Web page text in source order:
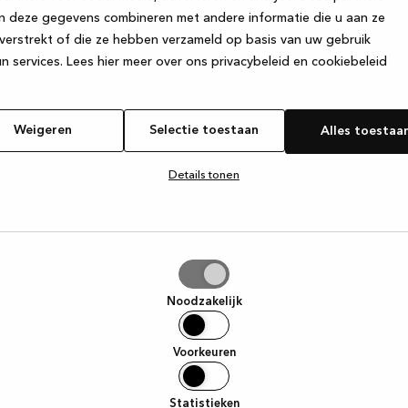
deze gegevens combineren met andere informatie die u aan ze
of die ze hebben verzameld op basis van uw gebruik
services. Lees hier meer over ons privacybeleid en cookiebeleid
Weigeren Selectie toestaan Alles
Details tonen
Noodzakelijk
Voorkeuren
Statistieken
has occurred while loadingwww.kvik.nl (see the